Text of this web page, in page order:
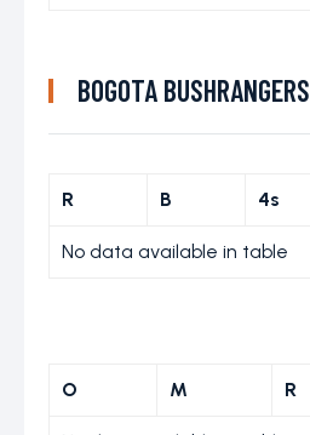
BOGOTA BUSHRANGERS
R B 4s
No data available in table
O M R